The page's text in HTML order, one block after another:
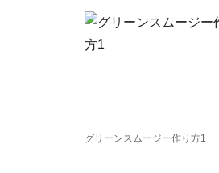
グリーンスムージー作り方1